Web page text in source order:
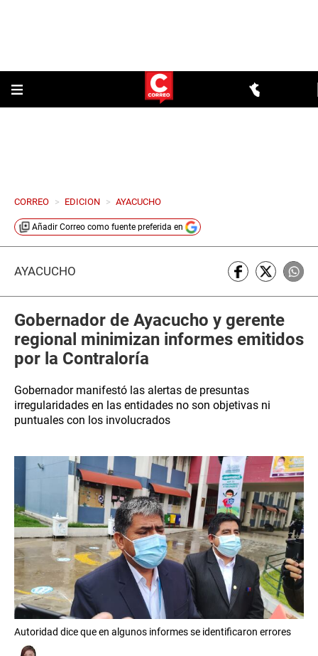
CORREO > EDICION > AYACUCHO
Añadir Correo como fuente preferida en
AYACUCHO
Gobernador de Ayacucho y gerente
regional minimizan informes emitidos
por la Contraloría
Gobernador manifestó las alertas de presuntas
irregularidades en las entidades no son objetivas ni
puntuales con los involucrados
Autoridad dice que en algunos informes se identificaron errores